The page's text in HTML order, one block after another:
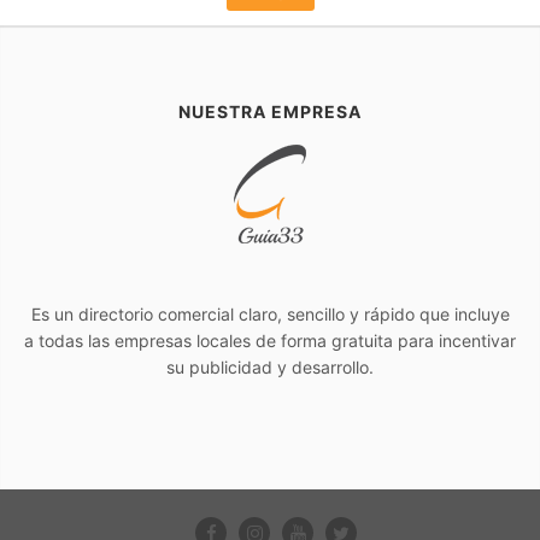
NUESTRA EMPRESA
Es un directorio comercial claro, sencillo y rápido que incluye
a todas las empresas locales de forma gratuita para incentivar
su publicidad y desarrollo.